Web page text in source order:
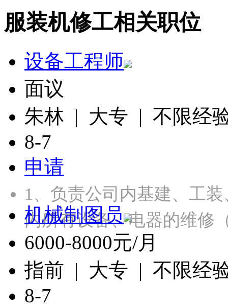
服装机修工相关职位
设备工程师
面议
朱林 | 大专 | 不限经
8-7
申请
1、负责公司内基建、工
内所有设备、电器的维
机械制图员
6000-8000元/月
指前 | 大专 | 不限经
8-7